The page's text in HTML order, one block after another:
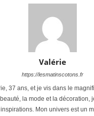
Valérie
https://lesmatinscotons.fr
37 ans, et je vis dans le
la mode et la décoration,
Mon univers est un